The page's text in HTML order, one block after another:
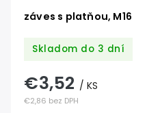
záves s platňou, M16
Skladom do 3 dní
€2,86 bez DPH
€3,52 / KS